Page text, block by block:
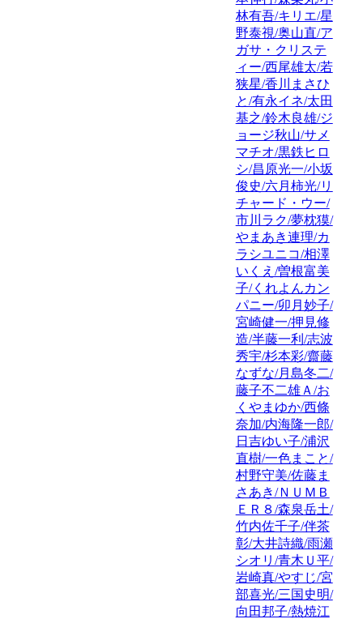
林有吾/キリエ/星
野泰視/奥山直/ア
ガサ・クリステ
ィー/西尾雄太/若
狭星/香川まさひ
と/有永イネ/太田
基之/鈴木良雄/ジ
ョージ秋山/サメ
マチオ/黒鉄ヒロ
シ/昌原光一/小坂
俊史/六月柿光/リ
チャード・ウー/
市川ラク/夢枕獏/
やまあき連理/カ
ラシユニコ/相澤
いくえ/曽根富美
子/くれよんカン
パニー/卯月妙子/
宮崎健一/押見修
造/半藤一利/志波
秀宇/杉本彩/齋藤
なずな/月島冬二/
藤子不二雄Ａ/お
くやまゆか/西條
奈加/内海隆一郎/
日吉ゆい子/浦沢
直樹/一色まこと/
村野守美/佐藤ま
さあき/ＮＵＭＢ
ＥＲ８/森泉岳土/
竹内佐千子/伴茶
彰/大井詩織/雨瀬
シオリ/青木Ｕ平/
岩崎真/やすじ/宮
部喜光/三国史明/
向田邦子/熱焼江